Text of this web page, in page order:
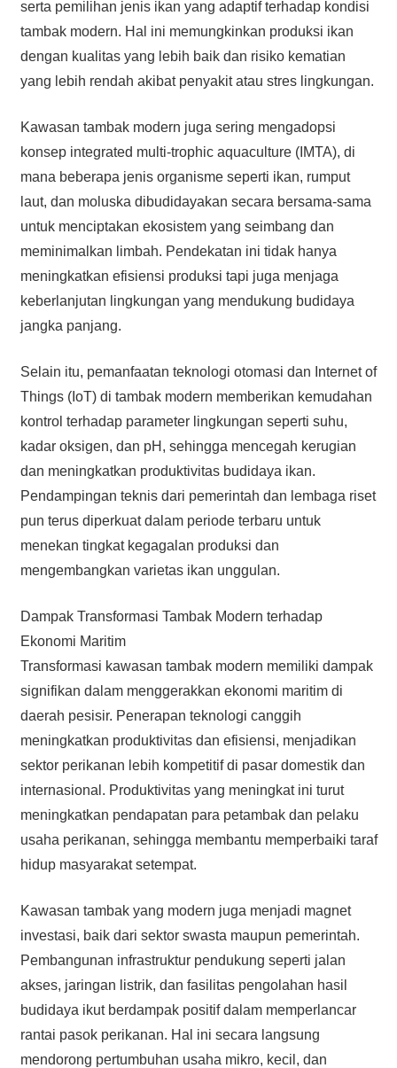
serta pemilihan jenis ikan yang adaptif terhadap kondisi
tambak modern. Hal ini memungkinkan produksi ikan
dengan kualitas yang lebih baik dan risiko kematian
yang lebih rendah akibat penyakit atau stres lingkungan.
Kawasan tambak modern juga sering mengadopsi
konsep integrated multi-trophic aquaculture (IMTA), di
mana beberapa jenis organisme seperti ikan, rumput
laut, dan moluska dibudidayakan secara bersama-sama
untuk menciptakan ekosistem yang seimbang dan
meminimalkan limbah. Pendekatan ini tidak hanya
meningkatkan efisiensi produksi tapi juga menjaga
keberlanjutan lingkungan yang mendukung budidaya
jangka panjang.
Selain itu, pemanfaatan teknologi otomasi dan Internet of
Things (IoT) di tambak modern memberikan kemudahan
kontrol terhadap parameter lingkungan seperti suhu,
kadar oksigen, dan pH, sehingga mencegah kerugian
dan meningkatkan produktivitas budidaya ikan.
Pendampingan teknis dari pemerintah dan lembaga riset
pun terus diperkuat dalam periode terbaru untuk
menekan tingkat kegagalan produksi dan
mengembangkan varietas ikan unggulan.
Dampak Transformasi Tambak Modern terhadap
Ekonomi Maritim
Transformasi kawasan tambak modern memiliki dampak
signifikan dalam menggerakkan ekonomi maritim di
daerah pesisir. Penerapan teknologi canggih
meningkatkan produktivitas dan efisiensi, menjadikan
sektor perikanan lebih kompetitif di pasar domestik dan
internasional. Produktivitas yang meningkat ini turut
meningkatkan pendapatan para petambak dan pelaku
usaha perikanan, sehingga membantu memperbaiki taraf
hidup masyarakat setempat.
Kawasan tambak yang modern juga menjadi magnet
investasi, baik dari sektor swasta maupun pemerintah.
Pembangunan infrastruktur pendukung seperti jalan
akses, jaringan listrik, dan fasilitas pengolahan hasil
budidaya ikut berdampak positif dalam memperlancar
rantai pasok perikanan. Hal ini secara langsung
mendorong pertumbuhan usaha mikro, kecil, dan